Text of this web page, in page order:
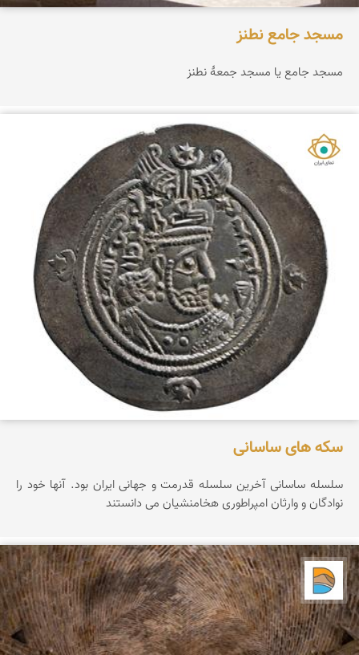
مسجد جامع نطنز
مسجد جامع یا مسجد جمعهٔ نطنز
نمای ایران
سکه های ساسانی
سلسله ساسانی آخرین سلسله قدرمت و جهانی ایران بود. آنها خود را
نوادگان و وارثان امپراطوری هخامنشیان می دانستند
دریاچه کویر